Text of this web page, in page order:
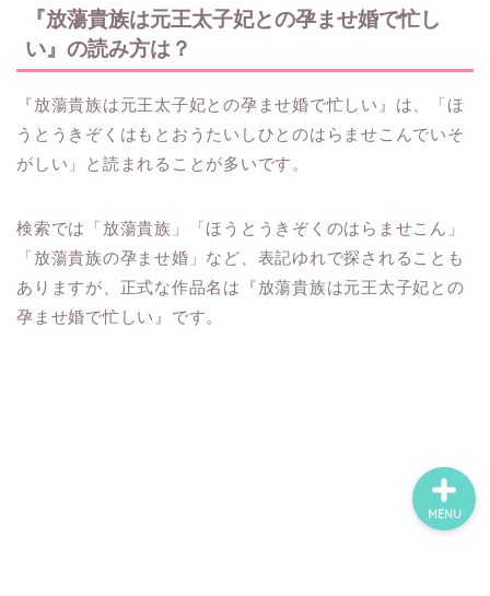
『放蕩貴族は元王太子妃との孕ませ婚で忙し
い』の読み方は？
『放蕩貴族は元王太子妃との孕ませ婚で忙しい』は、「ほ
うとうきぞくはもとおうたいしひとのはらませこんでいそ
がしい」と読まれることが多いです。
検索では「放蕩貴族」「ほうとうきぞくのはらませこん」
「放蕩貴族の孕ませ婚」など、表記ゆれで探されることも
ありますが、正式な作品名は『放蕩貴族は元王太子妃との
孕ませ婚で忙しい』です。
MENU
ネタバレ・感想
無料で読める漫画・小説